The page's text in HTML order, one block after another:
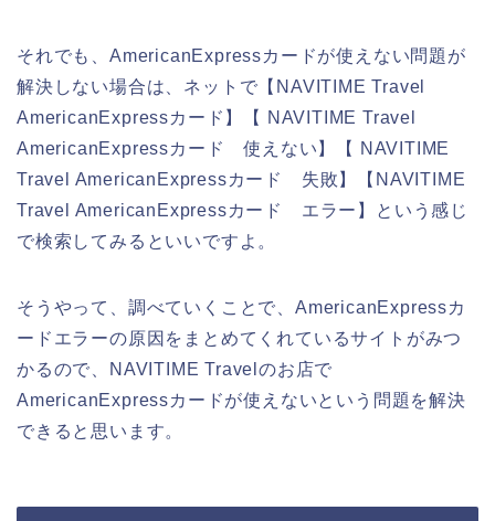
それでも、AmericanExpressカードが使えない問題が
解決しない場合は、ネットで【NAVITIME Travel
AmericanExpressカード】【 NAVITIME Travel
AmericanExpressカード 使えない】【 NAVITIME
Travel AmericanExpressカード 失敗】【NAVITIME
Travel AmericanExpressカード エラー】という感じ
で検索してみるといいですよ。
そうやって、調べていくことで、AmericanExpressカ
ードエラーの原因をまとめてくれているサイトがみつ
かるので、NAVITIME Travelのお店で
AmericanExpressカードが使えないという問題を解決
できると思います。